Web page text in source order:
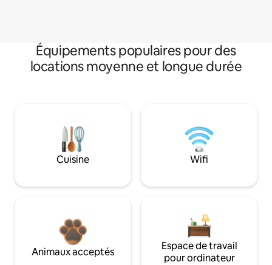
Équipements populaires pour des
locations moyenne et longue durée
Cuisine Wifi
Animaux acceptés
Espace de travail
pour ordinateur